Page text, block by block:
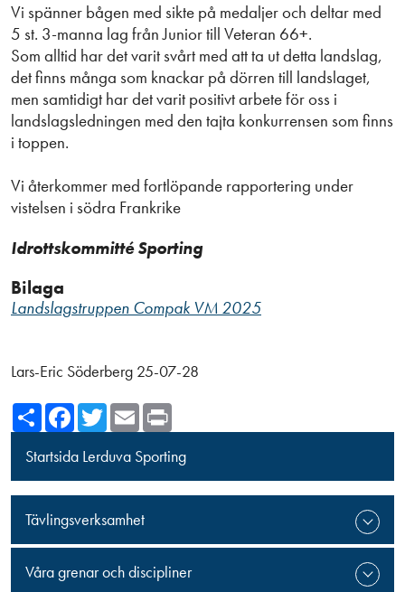
Startsida Lerduva Sporting
Tävlingsverksamhet
Våra grenar och discipliner
Vi spänner bågen med sikte på medaljer och deltar med
5 st. 3-manna lag från Junior till Veteran 66+.
Som alltid har det varit svårt med att ta ut detta landslag,
det finns många som knackar på dörren till landslaget,
men samtidigt har det varit positivt arbete för oss i
landslagsledningen med den tajta konkurrensen som finns
i toppen.
Vi återkommer med fortlöpande rapportering under
vistelsen i södra Frankrike
Idrottskommitté Sporting
Bilaga
Landslagstruppen Compak VM 2025
Lars-Eric Söderberg 25-07-28
ShareFacebook
TwitterEmail